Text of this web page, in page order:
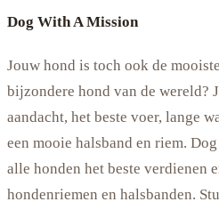
Dog With A Mission
Jouw hond is toch ook de
bijzondere hond van de wereld?
aandacht, het beste voer, lange
een mooie halsband en riem.
alle honden het beste verdienen
hondenriemen en halsbanden.